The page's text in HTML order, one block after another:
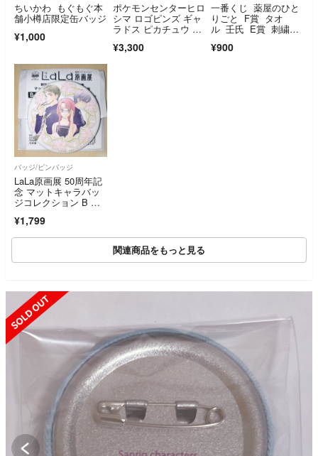
ちいかわ もぐもぐ本
舗小樽店限定缶バッジ
¥1,000
ポケモンセンターヒロ
シマ ロゴピンズ ギャ
ラドス ピカチュウ 2
¥3,300
一番くじ 薬屋のひと
りごと F賞 タオ
ル 壬氏 E賞 刺繍缶
¥900
バッジ/ピンバッジ
LaLa原画展 50周年記
念 マットキャラバッ
ジコレクション B 金
¥1,799
関連商品をもっと見る